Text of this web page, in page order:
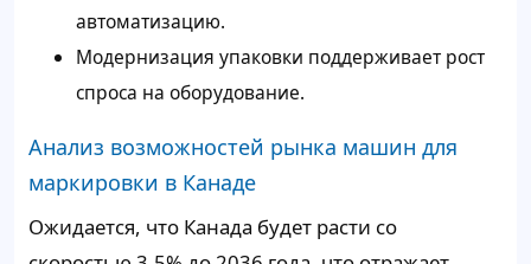
автоматизацию.
Модернизация упаковки поддерживает рост
спроса на оборудование.
Анализ возможностей рынка машин для
маркировки в Канаде
Ожидается, что Канада будет расти со